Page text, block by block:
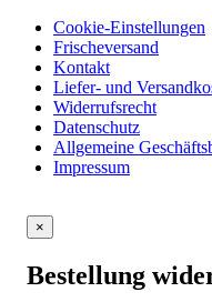
Cookie-Einstellungen
Frischeversand
Kontakt
Liefer- und
Widerrufsrecht
Datenschutz
Allgemeine
Impressum
×
Bestellung